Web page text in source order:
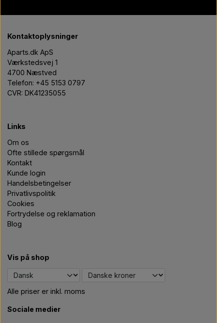
Kontaktoplysninger
Aparts.dk ApS
Værkstedsvej 1
4700 Næstved
Telefon: +45 5153 0797
CVR: DK41235055
Links
Om os
Ofte stillede spørgsmål
Kontakt
Kunde login
Handelsbetingelser
Privatlivspolitik
Cookies
Fortrydelse og reklamation
Blog
Vis på shop
Alle priser er inkl. moms
Sociale medier